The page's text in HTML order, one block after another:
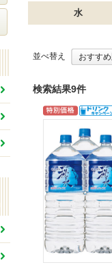
水
並べ替え おすす
検索結果9件